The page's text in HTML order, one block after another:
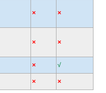
× ×
× ×
× √
× ×